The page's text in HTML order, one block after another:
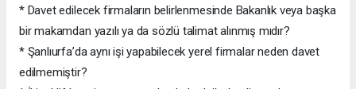
* Davet edilecek firmaların belirlenmesinde Bakanlık veya başka
bir makamdan yazılı ya da sözlü talimat alınmış mıdır?
* Şanlıurfa’da aynı işi yapabilecek yerel firmalar neden davet
edilmemiştir?